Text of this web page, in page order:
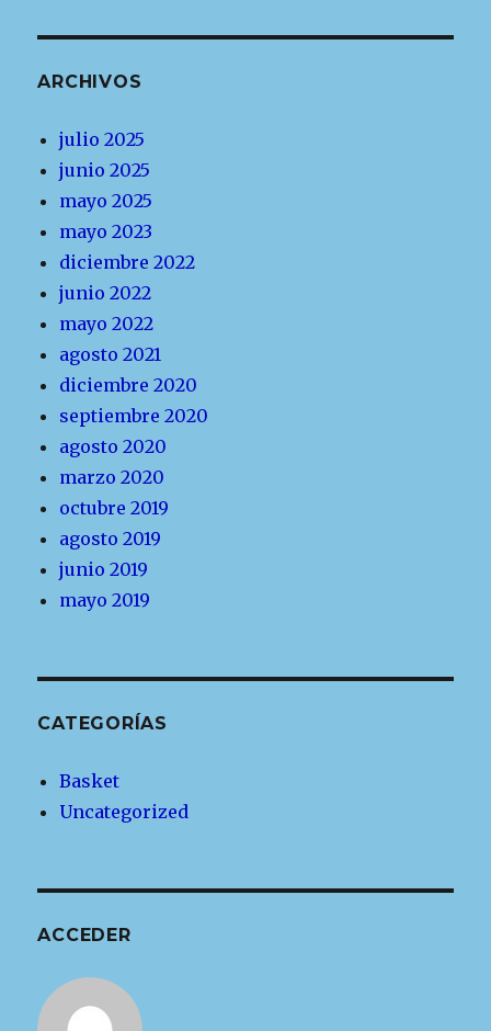
ARCHIVOS
julio 2025
junio 2025
mayo 2025
mayo 2023
diciembre 2022
junio 2022
mayo 2022
agosto 2021
diciembre 2020
septiembre 2020
agosto 2020
marzo 2020
octubre 2019
agosto 2019
junio 2019
mayo 2019
CATEGORÍAS
Basket
Uncategorized
ACCEDER